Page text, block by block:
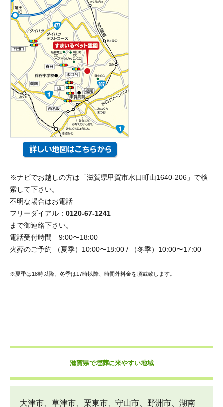
※ナビでお越しの方は「滋賀県甲賀市水口町山1640-206」で検
索して下さい。
不明な場合はお電話
フリーダイアル： 0120-67-1241
まで御連絡下さい。
電話受付時間 9:00〜18:00
火葬のご予約 （夏季）10:00〜18:00 / （冬季）10:00〜17:00
※夏季は18時以降、冬季は17時以降、時間外料金を頂戴致します。
滋賀県で埋葬に来やすい地域
大津市、草津市、栗東市、守山市、野洲市、湖南